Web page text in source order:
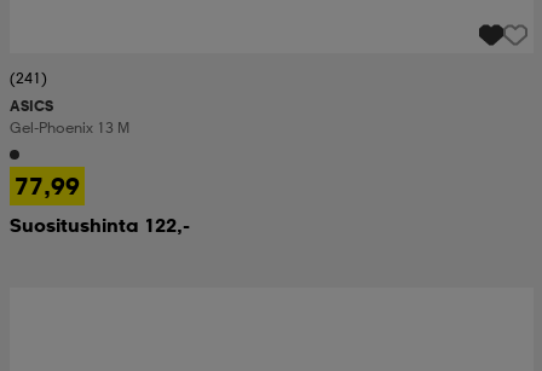
(241)
ASICS
Gel-Phoenix 13 M
77,99
Suositushinta 122,-